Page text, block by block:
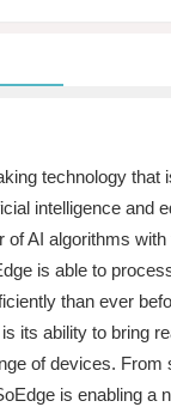
technology that
intelligence and
of AI algorithms
is able to
than ever
its ability to bring
of devices. From
is enabling a